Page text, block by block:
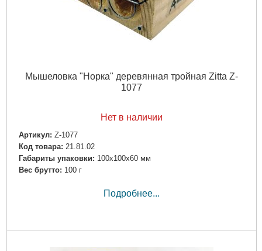
Мышеловка "Норка" деревянная тройная Zitta Z-
1077
Нет в наличии
Артикул: Z-1077
Код товара: 21.81.02
Габариты упаковки: 100x100x60 мм
Вес брутто: 100 г
Подробнее...